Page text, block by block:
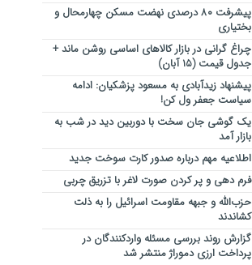
پیشرفت ۸۰ درصدی نهضت مسکن چهارمحال و
بختیاری
چراغ گرانی در بازار کالاهای اساسی روشن ماند +
جدول قیمت (۱۵ آبان)
پیشنهاد زیدآبادی به مسعود پزشکیان: ادامه
سیاست جعفر ول کن!
یک گوشی جان سخت با دوربین دید در شب به
بازار آمد
اطلاعیه مهم درباره صدور کارت سوخت جدید
فرم دهی و پر کردن صورت لاغر با تزریق چربی
‌‌حزب‌الله و جبهه مقاومت اسرائیل را به ذلت
‌کشاندند
گزارش روند بررسی مسئله واردکنندگان در
پرداخت ارزی دموراژ منتشر شد